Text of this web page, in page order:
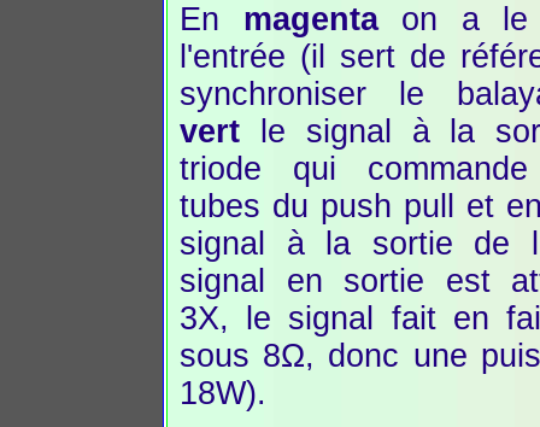
En magentaon a le
l'entrée (il sert de
synchroniser le
vert le signal à la
triode qui
tubes du push pull et
signal à la sortie de
signal en sortie est
3X, le signal fait en
sous 8Ω, donc une
18W).